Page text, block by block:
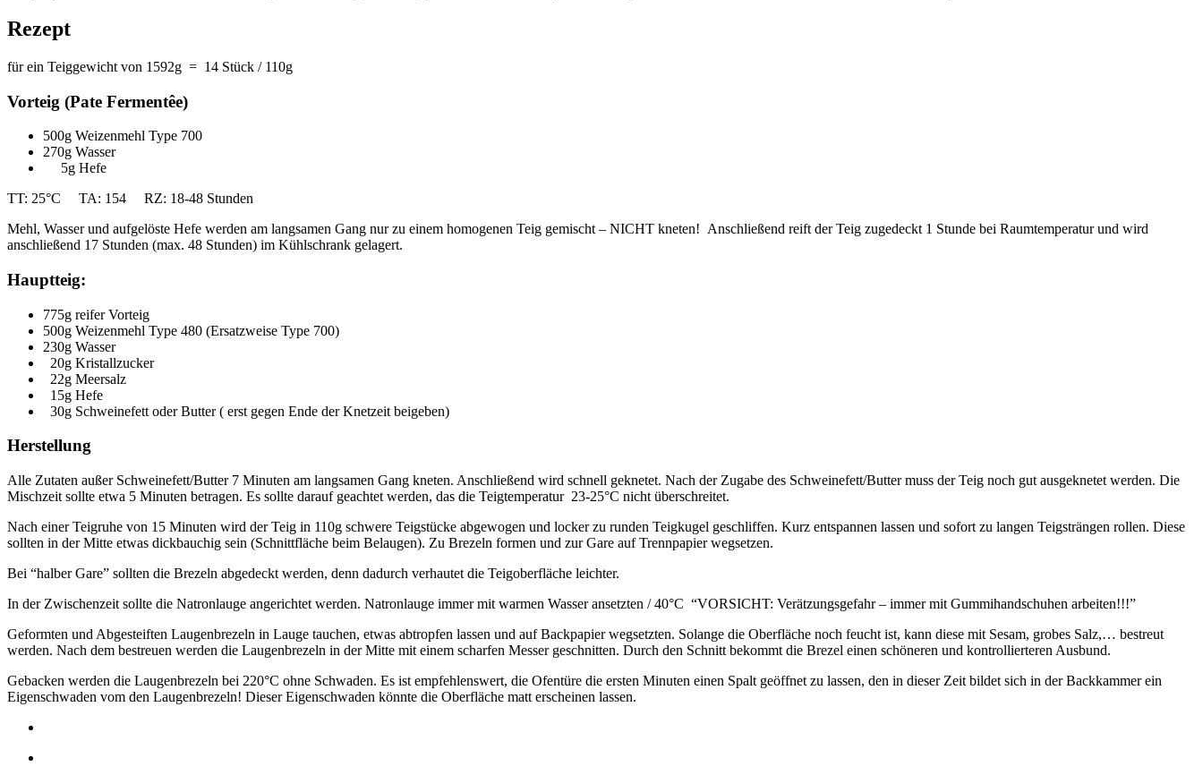
Rezept
für ein Teiggewicht von 1592g = 14 Stück / 110g
Vorteig (Pate Fermentêe)
500g Weizenmehl Type 700
270g Wasser
5g Hefe
TT: 25°C TA: 154 RZ: 18-48 Stunden
Mehl, Wasser und aufgelöste Hefe werden am langsamen Gang nur zu einem homogenen Teig gemischt – NICHT kneten! Anschließend reift der Teig zugedeckt 1 Stunde bei Raumtemperatur und wird
anschließend 17 Stunden (max. 48 Stunden) im Kühlschrank gelagert.
Hauptteig:
775g reifer Vorteig
500g Weizenmehl Type 480 (Ersatzweise Type 700)
230g Wasser
20g Kristallzucker
22g Meersalz
15g Hefe
30g Schweinefett oder Butter ( erst gegen Ende der Knetzeit beigeben)
Herstellung
Alle Zutaten außer Schweinefett/Butter 7 Minuten am langsamen Gang kneten. Anschließend wird schnell geknetet. Nach der Zugabe des Schweinefett/Butter muss der Teig noch gut ausgeknetet werden. Die
Mischzeit sollte etwa 5 Minuten betragen. Es sollte darauf geachtet werden, das die Teigtemperatur 23-25°C nicht überschreitet.
Nach einer Teigruhe von 15 Minuten wird der Teig in 110g schwere Teigstücke abgewogen und locker zu runden Teigkugel geschliffen. Kurz entspannen lassen und sofort zu langen Teigsträngen rollen. Diese
sollten in der Mitte etwas dickbauchig sein (Schnittfläche beim Belaugen). Zu Brezeln formen und zur Gare auf Trennpapier wegsetzen.
Bei “halber Gare” sollten die Brezeln abgedeckt werden, denn dadurch verhautet die Teigoberfläche leichter.
In der Zwischenzeit sollte die Natronlauge angerichtet werden. Natronlauge immer mit warmen Wasser ansetzten / 40°C “VORSICHT: Verätzungsgefahr – immer mit Gummihandschuhen arbeiten!!!”
Geformten und Abgesteiften Laugenbrezeln in Lauge tauchen, etwas abtropfen lassen und auf Backpapier wegsetzten. Solange die Oberfläche noch feucht ist, kann diese mit Sesam, grobes Salz,… bestreut
werden. Nach dem bestreuen werden die Laugenbrezeln in der Mitte mit einem scharfen Messer geschnitten. Durch den Schnitt bekommt die Brezel einen schöneren und kontrollierteren Ausbund.
Gebacken werden die Laugenbrezeln bei 220°C ohne Schwaden. Es ist empfehlenswert, die Ofentüre die ersten Minuten einen Spalt geöffnet zu lassen, den in dieser Zeit bildet sich in der Backkammer ein
Eigenschwaden vom den Laugenbrezeln! Dieser Eigenschwaden könnte die Oberfläche matt erscheinen lassen.